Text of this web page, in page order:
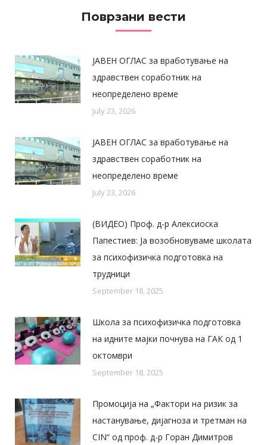
Поврзани вести
ЈАВЕН ОГЛАС за вработување на
здравствен соработник на
неопределено време
July 23, 2026
ЈАВЕН ОГЛАС за вработување на
здравствен соработник на
неопределено време
July 23, 2026
(ВИДЕО) Проф. д-р Алексиоска
Папестиев: Ја возобновуваме школата
за психофизичка подготовка на
трудници
September 18, 2025
Школа за психофизичка подготовка
на идните мајки почнува на ГАК од 1
октомври
September 18, 2025
Промоција на „Фактори на ризик за
настанување, дијагноза и третман на
CIN“ од проф. д-р Горан Димитров